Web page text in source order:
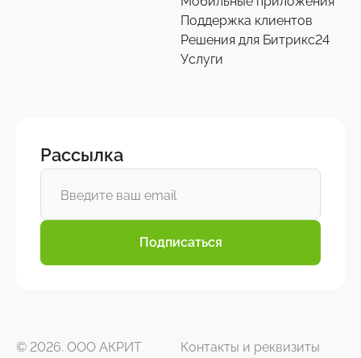
Поддержка клиентов
Решения для Битрикс24
Услуги
Рассылка
Подписаться
© 2026. ООО АКРИТ
Контакты и реквизиты